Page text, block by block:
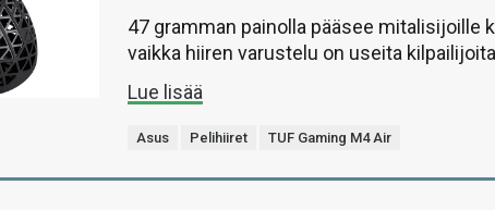
47 gramman painolla pääsee mitalisijoille
vaikka hiiren varustelu on useita
Lue lisää
Asus Pelihiiret TUF Gaming M4 Air